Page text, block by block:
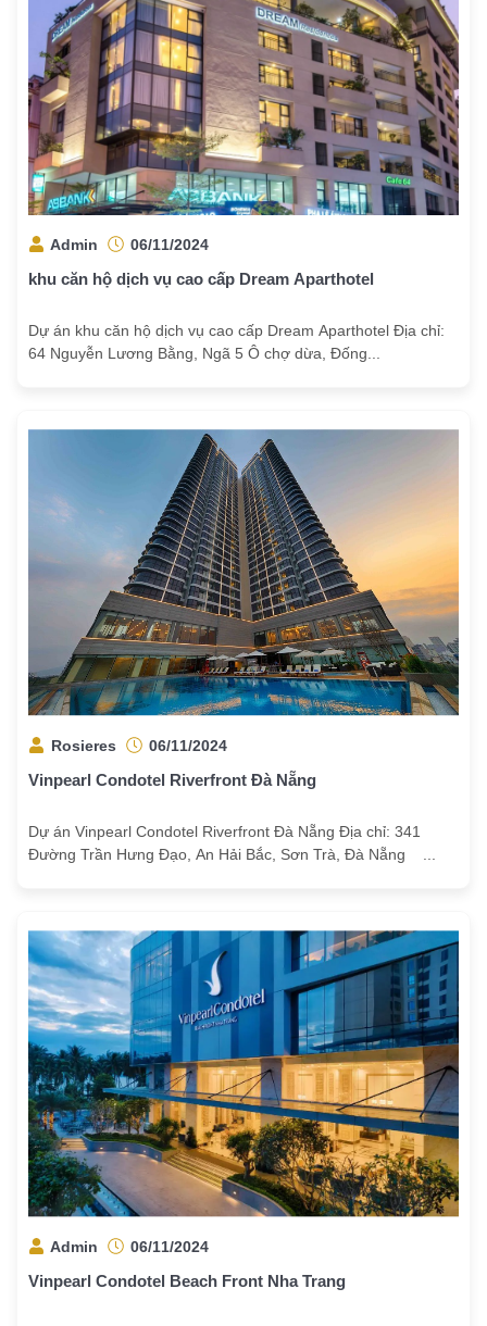
Admin 06/11/2024
khu căn hộ dịch vụ cao cấp Dream Aparthotel
Dự án khu căn hộ dịch vụ cao cấp Dream Aparthotel Địa chỉ:
64 Nguyễn Lương Bằng, Ngã 5 Ô chợ dừa, Đống...
Rosieres 06/11/2024
Vinpearl Condotel Riverfront Đà Nẵng
Dự án Vinpearl Condotel Riverfront Đà Nẵng Địa chỉ: 341
Đường Trần Hưng Đạo, An Hải Bắc, Sơn Trà, Đà Nẵng ...
Admin 06/11/2024
Vinpearl Condotel Beach Front Nha Trang